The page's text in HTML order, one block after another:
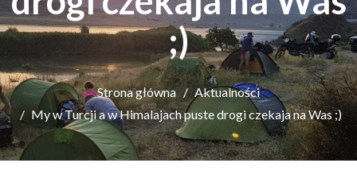
;)
Strona główna
Aktualności
My w Turcji a w Himalajach puste drogi czekaja na Was ;)